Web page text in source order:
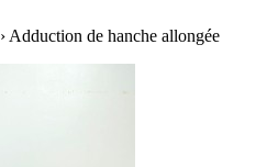
› Adduction de hanche allongée